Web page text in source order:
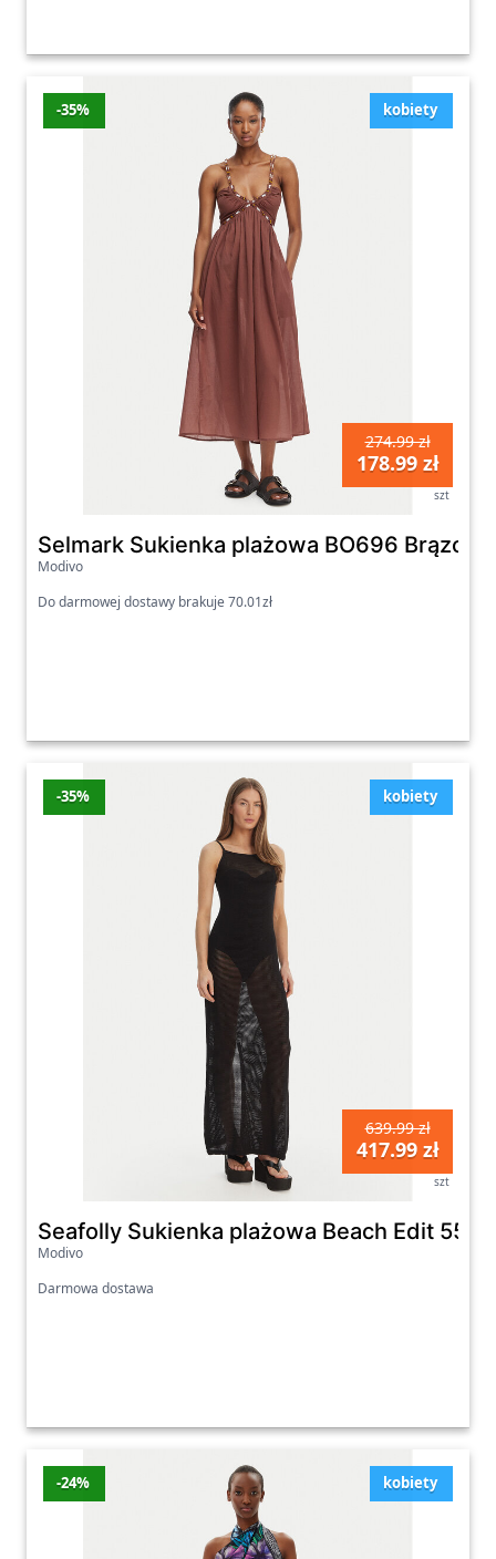
kobiety
-35%
274.99 zł
178.99 zł
szt
Selmark Sukienka plażowa BO696
Modivo
Do darmowej dostawy brakuje 70.01zł
kobiety
-35%
639.99 zł
417.99 zł
szt
Seafolly Sukienka plażowa Beach Edit
Modivo
Darmowa dostawa
kobiety
-24%